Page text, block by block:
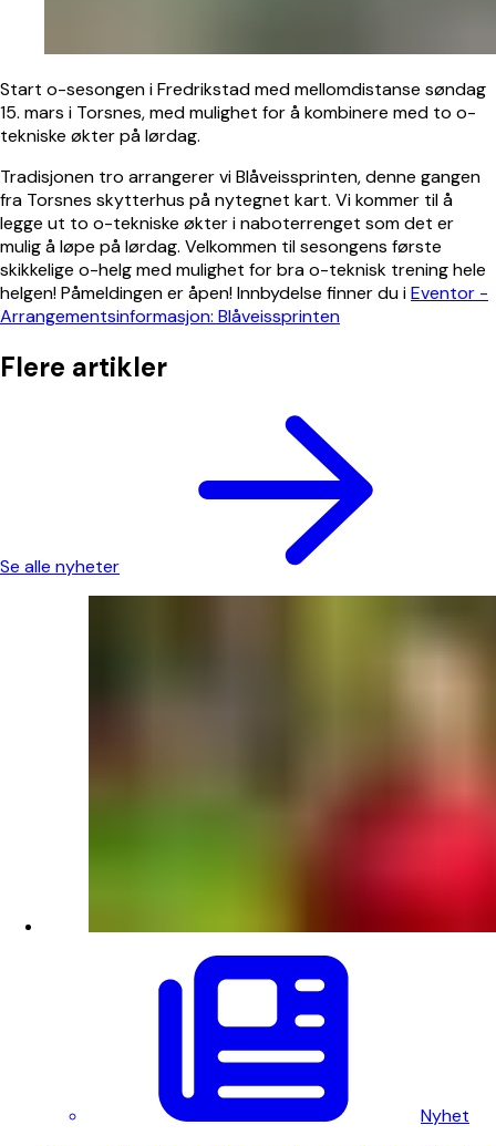
Start o-sesongen i Fredrikstad med mellomdistanse søndag
15. mars i Torsnes, med mulighet for å kombinere med to o-
tekniske økter på lørdag.
Tradisjonen tro arrangerer vi Blåveissprinten, denne gangen
fra Torsnes skytterhus på nytegnet kart. Vi kommer til å
legge ut to o-tekniske økter i naboterrenget som det er
mulig å løpe på lørdag. Velkommen til sesongens første
skikkelige o-helg med mulighet for bra o-teknisk trening hele
helgen! Påmeldingen er åpen! Innbydelse finner du iEventor -
Arrangementsinformasjon: Blåveissprinten
Flere artikler
Se alle nyheter
Nyhet